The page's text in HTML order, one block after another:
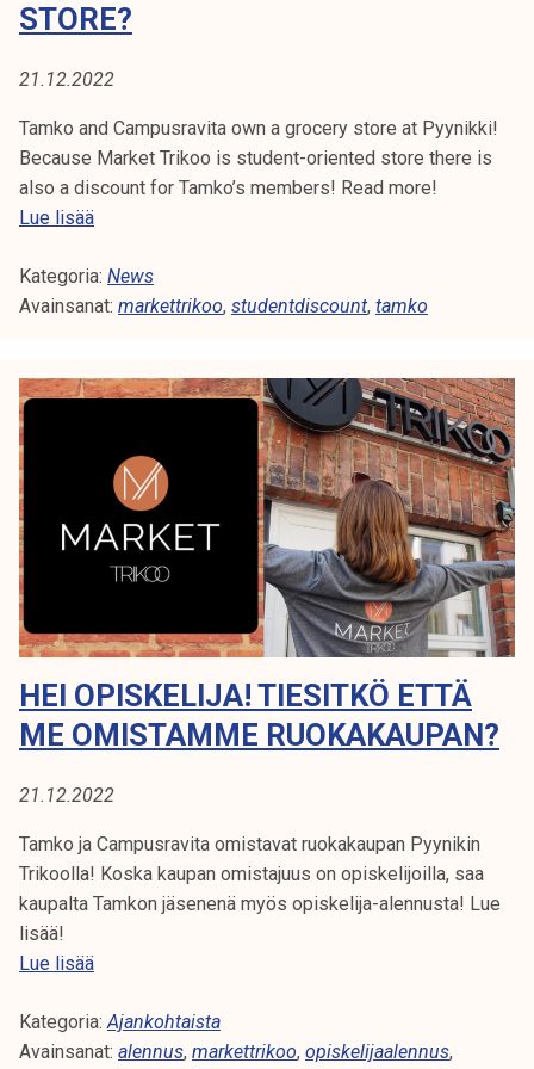
t
k
r
k
e
a
o
u
u
n
o
p
i
s
k
e
l
i
a
k
n
a
A
:
M
A
R
K
E
T
R
I
K
O
O
STORE?
21.12.2022
Tamko and Campusravita own a grocery store at Pyynikki!
Because Market Trikoo is student-oriented store there is
also a discount for Tamko’s members! Read more!
Lue lisääH
y
s
d
D
y
o
u
k
n
o
t
h
a
w
o
w
Kategoria: News
Avainsanat: markettrikoo, studentdiscount, tamko
HEI OPISKELIJA! TIESITKÖ ETTÄ
ME OMISTAMME RUOKAKAUPAN?
21.12.2022
Tamko ja Campusravita omistavat ruokakaupan Pyynikin
Trikoolla! Koska kaupan omistajuus on opiskelijoilla, saa
kaupalta Tamkon jäsenenä myös opiskelija-alennusta! Lue
lisää!
Lue lisääH
i
o
Kategoria:Ajankohtaista
Avainsanat: alennus, markettrikoo, opiskelijaalennus,